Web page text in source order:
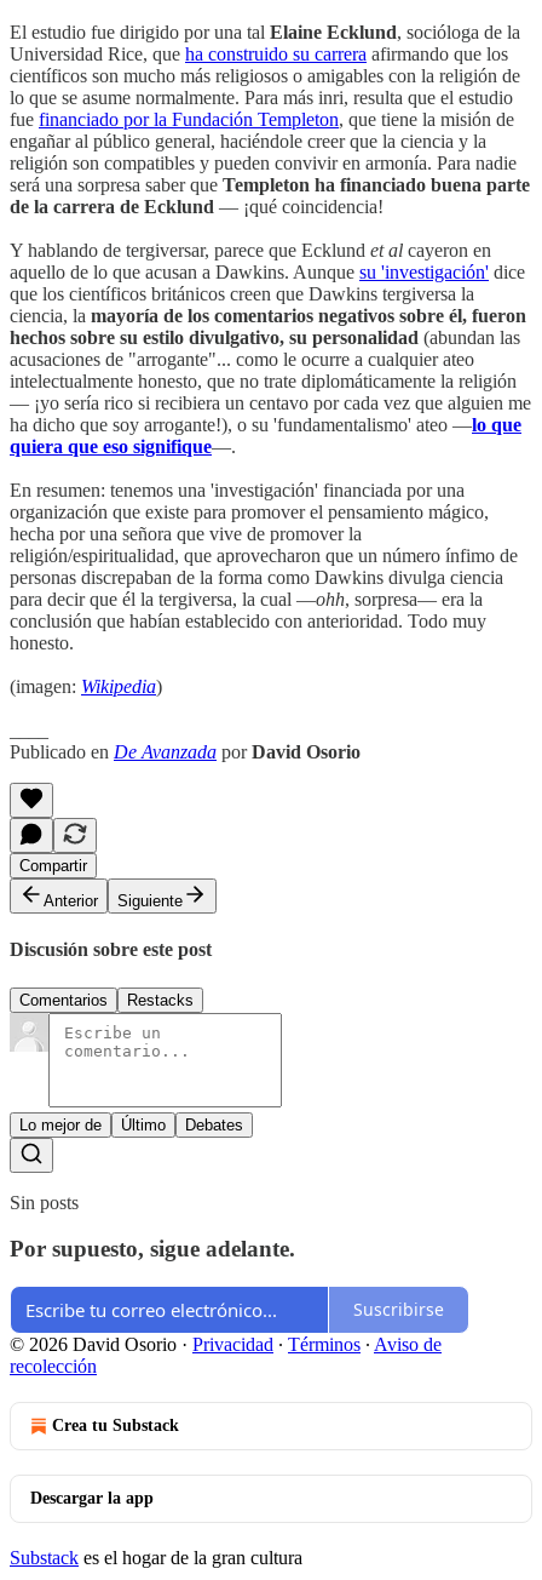
El estudio fue dirigido por una tal Elaine Ecklund, socióloga de la
Universidad Rice, que ha construido su carrera afirmando que los
científicos son mucho más religiosos o amigables con la religión de
lo que se asume normalmente. Para más inri, resulta que el estudio
fue financiado por la Fundación Templeton, que tiene la misión de
engañar al público general, haciéndole creer que la ciencia y la
religión son compatibles y pueden convivir en armonía. Para nadie
será una sorpresa saber que Templeton ha financiado buena parte
de la carrera de Ecklund — ¡qué coincidencia!
Y hablando de tergiversar, parece que Ecklund et al cayeron en
aquello de lo que acusan a Dawkins. Aunque su 'investigación' dice
que los científicos británicos creen que Dawkins tergiversa la
ciencia, la mayoría de los comentarios negativos sobre él, fueron
hechos sobre su estilo divulgativo, su personalidad (abundan las
acusaciones de "arrogante"... como le ocurre a cualquier ateo
intelectualmente honesto, que no trate diplomáticamente la religión
— ¡yo sería rico si recibiera un centavo por cada vez que alguien me
ha dicho que soy arrogante!), o su 'fundamentalismo' ateo —lo que
quiera que eso signifique—.
En resumen: tenemos una 'investigación' financiada por una
organización que existe para promover el pensamiento mágico,
hecha por una señora que vive de promover la
religión/espiritualidad, que aprovecharon que un número ínfimo de
personas discrepaban de la forma como Dawkins divulga ciencia
para decir que él la tergiversa, la cual —ohh, sorpresa— era la
conclusión que habían establecido con anterioridad. Todo muy
honesto.
(imagen: Wikipedia)
Publicado en De Avanzada porDavid Osorio
Compartir
Anterior
Siguiente
Discusión sobre este post
Comentarios Restacks
Lo mejor de Último Debates
Sin posts
Por supuesto, sigue adelante.
Suscribirse
© 2026 David Osorio · Privacidad ∙ Términos ∙ Aviso de
recolección
Crea tu Substack
Descargar la app
Substack es el hogar de la gran cultura